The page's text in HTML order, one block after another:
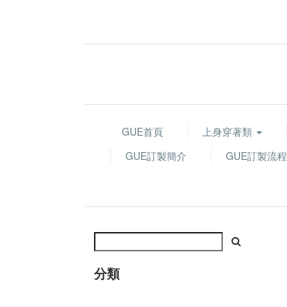
GUE首頁 上身穿著類
GUE訂製簡介
GUE訂製流程
分類